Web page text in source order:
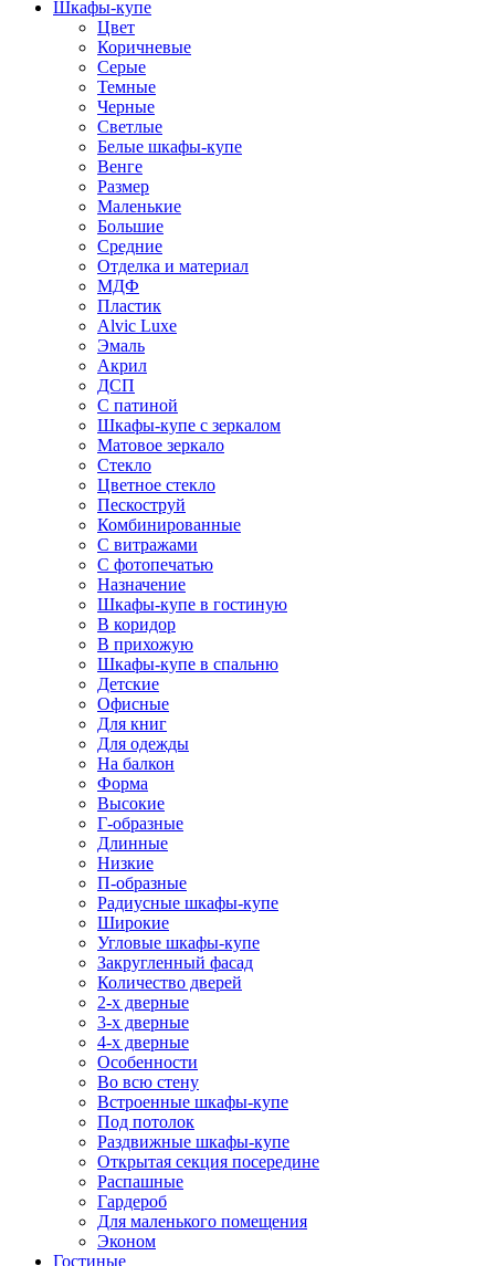
Шкафы-купе
Цвет
Коричневые
Серые
Темные
Черные
Светлые
Белые шкафы-купе
Венге
Размер
Маленькие
Большие
Средние
Отделка и материал
МДФ
Пластик
Alvic Luxe
Эмаль
Акрил
ДСП
С патиной
Шкафы-купе с зеркалом
Матовое зеркало
Стекло
Цветное стекло
Пескоструй
Комбинированные
С витражами
С фотопечатью
Назначение
Шкафы-купе в гостиную
В коридор
В прихожую
Шкафы-купе в спальню
Детские
Офисные
Для книг
Для одежды
На балкон
Форма
Высокие
Г-образные
Длинные
Низкие
П-образные
Радиусные шкафы-купе
Широкие
Угловые шкафы-купе
Закругленный фасад
Количество дверей
2-х дверные
3-х дверные
4-х дверные
Особенности
Во всю стену
Встроенные шкафы-купе
Под потолок
Раздвижные шкафы-купе
Открытая секция посередине
Распашные
Гардероб
Для маленького помещения
Эконом
Гостиные